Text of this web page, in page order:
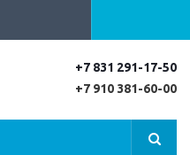
+7 831 291-17-50
+7 910 381-60-00